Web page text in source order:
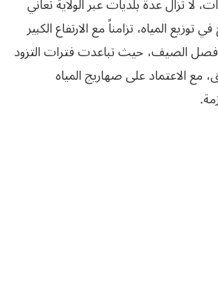
المياه، تزامناً مع الارتفاع الكبير
الصيف، حيث تباعدت فترات التزود
الاعتماد على صهاريج المياه